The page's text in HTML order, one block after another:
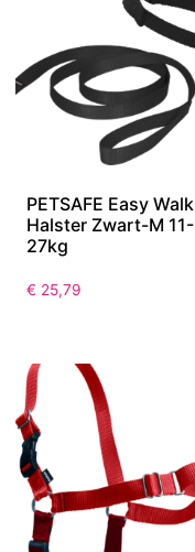
PETSAFE Easy Walk
Halster Zwart-M 11-
27kg
€ 25,79